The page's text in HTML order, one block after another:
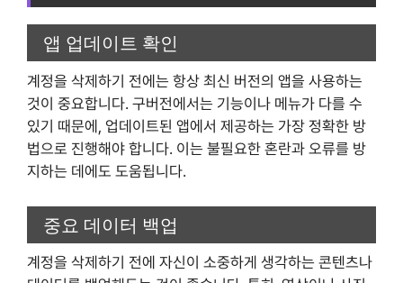
앱 업데이트 확인
계정을 삭제하기 전에는 항상 최신 버전의 앱을 사용하는
것이 중요합니다. 구버전에서는 기능이나 메뉴가 다를 수
있기 때문에, 업데이트된 앱에서 제공하는 가장 정확한 방
법으로 진행해야 합니다. 이는 불필요한 혼란과 오류를 방
지하는 데에도 도움됩니다.
중요 데이터 백업
계정을 삭제하기 전에 자신이 소중하게 생각하는 콘텐츠나